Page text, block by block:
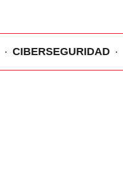
CIBERSEGURIDAD